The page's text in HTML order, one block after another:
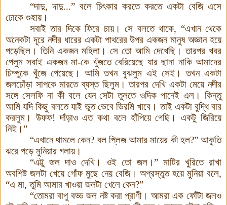
“দাদু, দাদু...” বলে চিৎকার করতে করতে একটা বেজি এসে
ঢোকে গুহায়।
সবাই তার দিকে ফিরে চায়। সে বলতে থাকে, “এখান থেকে
অনেকটা দূরে নদীর ধারের একটা পাথরের উপর একজন মানুষ অজ্ঞান হয়ে
পড়েছিল। তিনি একজন মহিলা। সে তো আমি দেখেছি। তারপর খবর
পেলুম সবাই একজন মা-কে খুঁজতে বেরিয়েছে যার ছানা নাকি আমাদের
চিম্পুকে খুঁজে পেয়েছে। আমি তখন বুঝলুম এই সেই। তখন একটা
জলঢোঁড়া সাপকে মারতে ব্যস্ত ছিলুম। তারপর দেখি একটা মেয়ে নদীর
সঙ্গেসেলফিনা কীবলে যেন সেটা তুলতে ওদিক পানেই এল ।কিন্তু
আমি যদি কিছু বলতে যাই ভূত ভেবে ভিরমি খাবে। তাই একটা বুদ্ধি বার
করলুম। উফফ! দাঁড়াও এত কথা বলে হাঁপিয়ে গেছি। একটু জিরিয়ে
নিই।”
“এখানে থামলে কেন? বল প্লিজআমার মায়ের কীহল?”আকুতি
ঝরে পড়ে মুনিয়ার গলায়।
“এট্টু জল দাও দেখি। ওই তো জল ।” মাটির খুরিতে রাখা
অবশিষ্ট জলটা খেয়ে গোঁফ মুছে নেয় বেজি। অপ্রস্তুত হয়ে মুনিয়া বলে,
“এ মা, তুমি আমার খাওয়া জলটা খেলে কেন?”
“তোমরা বাপু বড্ড জল নষ্ট করা প্রাণী। আমরা এক ফোঁটা জলও